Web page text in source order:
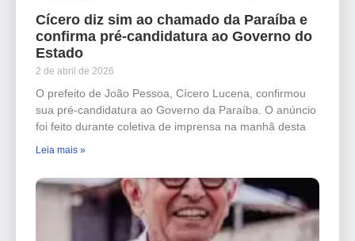
Cícero diz sim ao chamado da Paraíba e
confirma pré-candidatura ao Governo do
Estado
2 de abril de 2026
O prefeito de João Pessoa, Cícero Lucena, confirmou
sua pré-candidatura ao Governo da Paraíba. O anúncio
foi feito durante coletiva de imprensa na manhã desta
Leia mais »